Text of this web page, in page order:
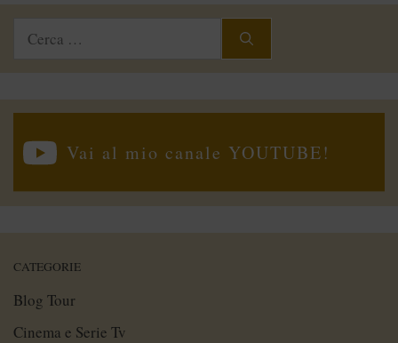
Ricerca
Vai al mio canale YOUTUBE!
CATEGORIE
Blog Tour
Cinema e Serie Tv